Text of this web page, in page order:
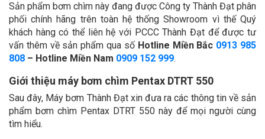
Sản phẩm bơm chìm này đang được Công ty Thành Đạt phân
phối chính hãng trên toàn hệ thống Showroom vì thế Quý
khách hàng có thể liên hệ với PCCC Thành Đạt để được tư
vấn thêm về sản phẩm qua số Hotline Miền Bắc 0913 985
808 – Hotline Miền Nam 0909 152 999.
Giới thiệu máy bơm chìm Pentax DTRT 550
Sau đây, Máy bơm Thành Đạt xin đưa ra các thông tin về sản
phẩm bơm chìm Pentax DTRT 550 này để mọi người cùng
tìm hiểu.